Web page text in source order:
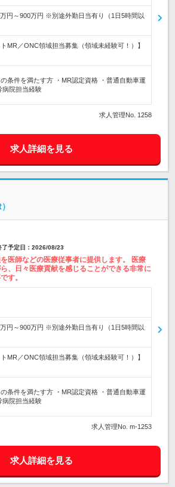
円～900万円 ※別途外勤日当有り（1日5時間以
トMR／ONC領域担当募集（領域未経験可！）】
条件を満たす方 ・MR認定資格 ・普通自動車運
病院担当経験
求人管理No. 1258
求人詳細を見る
予定日：2026/08/23
医師などの医療従事者に提供します。 医療
、日々医療貢献を感じることができる非常に
す。
円～900万円 ※別途外勤日当有り（1日5時間以
トMR／ONC領域担当募集（領域未経験可！）】
条件を満たす方 ・MR認定資格 ・普通自動車運
病院担当経験
求人管理No. m-1253
求人詳細を見る